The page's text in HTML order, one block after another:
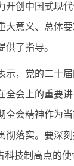
开创中国式
意义、总体
了指导。
示，党的二十
会上的重要
会精神作为
落实。要深
技制高点的